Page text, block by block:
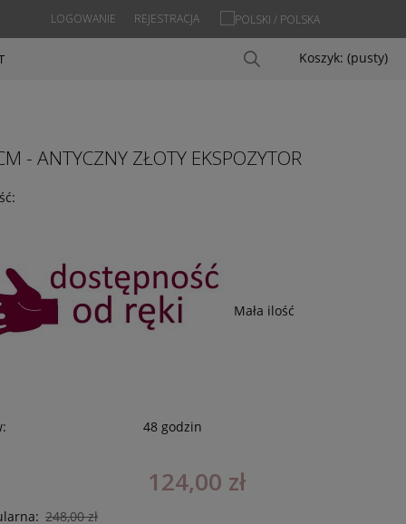
REJESTRACJA
LOGOWANIE
Koszyk: (pusty)
- ANTYCZNY ZŁOTY EKSPOZYTOR
Mała ilość
48 godzin
124,00 zł
248,00 zł